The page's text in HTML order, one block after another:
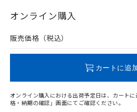
漏れ電流特性
在庫等で未対応品が混在する可能性
問い合わせください。
オンライン購入
販売価格（税込）
カートに追
オンライン購入における出荷予定日は、カート
格・納期の確認」画面にてご確認ください。